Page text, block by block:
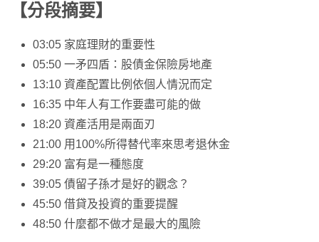
【分段摘要】
03:05 家庭理財的重要性
05:50 一矛四盾：股債金保險房地產
13:10 資產配置比例依個人情況而定
16:35 中年人有工作要盡可能的做
18:20 資產活用是兩面刃
21:00 用100%所得替代率來思考退休金
29:20 富有是一種態度
39:05 債留子孫才是好的觀念？
45:50 借貸及投資的重要提醒
48:50 什麼都不做才是最大的風險